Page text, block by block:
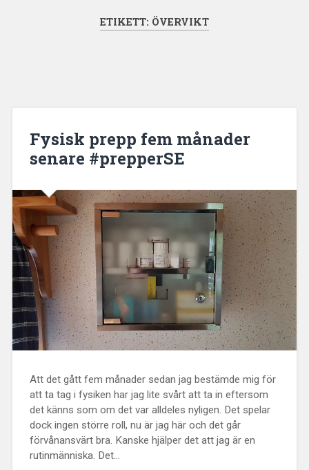
ETIKETT: ÖVERVIKT
Fysisk prepp fem månader
senare #prepperSE
Att det gått fem månader sedan jag bestämde mig för
att ta tag i fysiken har jag lite svårt att ta in eftersom
det känns som om det var alldeles nyligen. Det spelar
dock ingen större roll, nu är jag här och det går
förvånansvärt bra. Kanske hjälper det att jag är en
rutinmänniska. Det...